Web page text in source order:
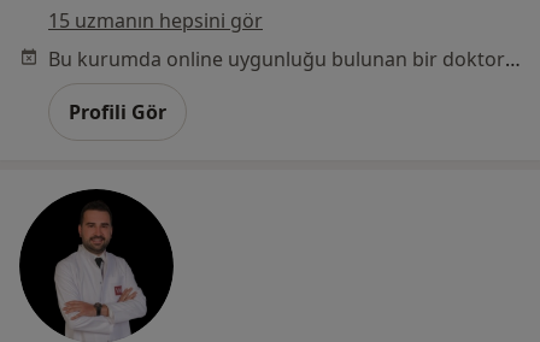
15 uzmanın hepsini gör
Bu kurumda online uygunluğu bulunan bir doktor veya uzman bulunamadı
Profili Gör